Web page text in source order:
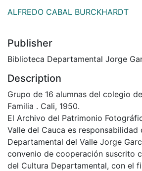
ALFREDO CABAL BURCKHARDT
Publisher
Biblioteca Departamental Jorge
Description
Grupo de 16 alumnas del colegio
Familia . Cali, 1950.
El Archivo del Patrimonio
Valle del Cauca es responsabilidad
Departamental del Valle Jorge
convenio de cooperación suscrito
del Cultura Departamental, con el